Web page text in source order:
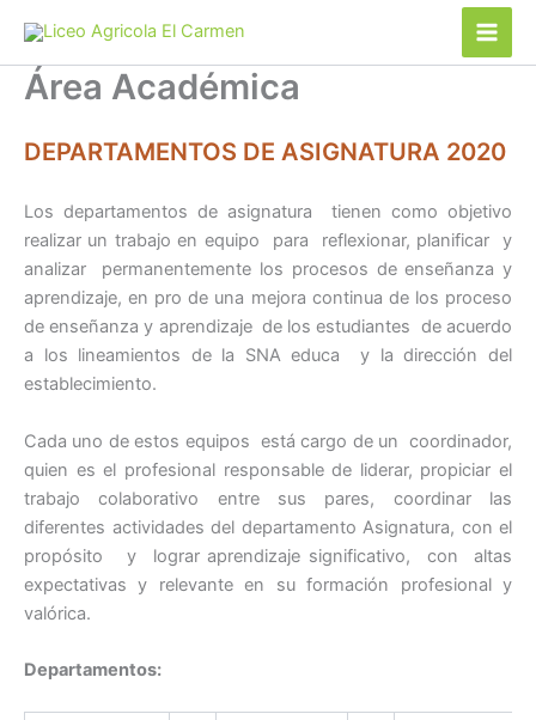
contenido
Área Académica
DEPARTAMENTOS DE ASIGNATURA 2020
Los departamentos de asignatura tienen como objetivo
realizar un trabajo en equipo para reflexionar, planificar y
analizar permanentemente los procesos de enseñanza y
aprendizaje, en pro de una mejora continua de los proceso
de enseñanza y aprendizaje de los estudiantes de acuerdo
a los lineamientos de la SNA educa y la dirección del
establecimiento.
Cada uno de estos equipos está cargo de un coordinador,
quien es el profesional responsable de liderar, propiciar el
trabajo colaborativo entre sus pares, coordinar las
diferentes actividades del departamento Asignatura, con el
propósito y lograr aprendizaje significativo, con altas
expectativas y relevante en su formación profesional y
valórica.
Departamentos: